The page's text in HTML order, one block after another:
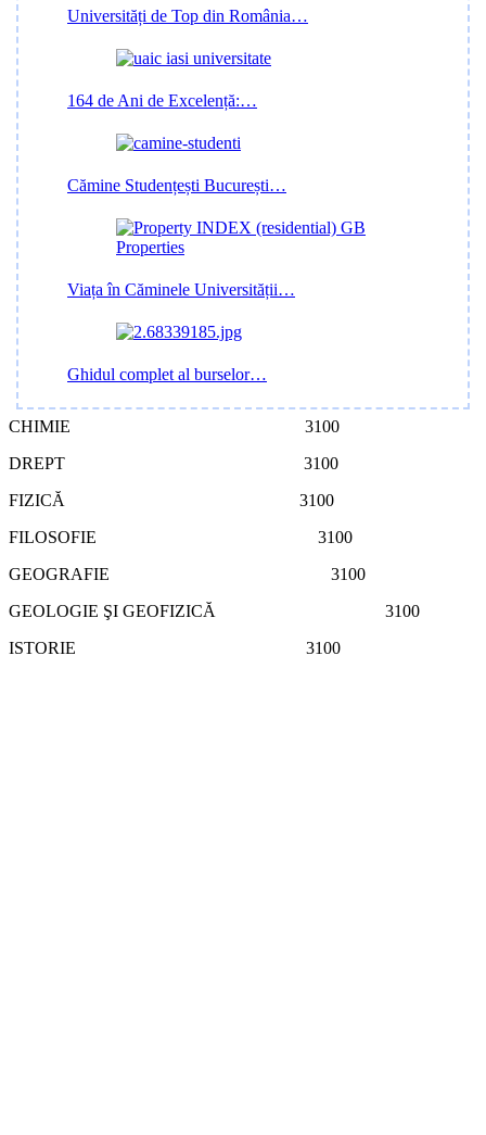
Universități de Top din România…
164 de Ani de Excelență:…
Cămine Studențești București…
Viața în Căminele Universității…
Ghidul complet al burselor…
CHIMIE 3100
DREPT 3100
FIZICĂ 3100
FILOSOFIE 3100
GEOGRAFIE 3100
GEOLOGIE ŞI GEOFIZICĂ 3100
ISTORIE 3100